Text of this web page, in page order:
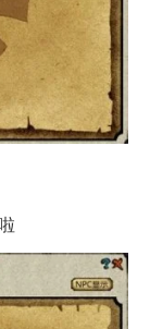
啦